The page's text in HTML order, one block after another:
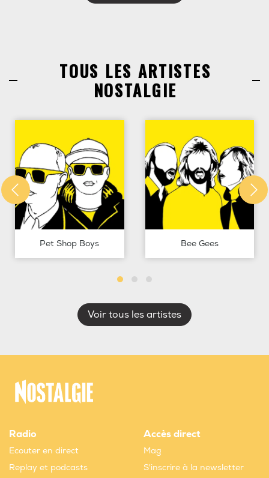
TOUS LES ARTISTES
NOSTALGIE
Pet Shop Boys Bee Gees
Voir tous les artistes
Radio
Ecouter en direct
Replay et podcasts
Accès direct
Mag
S'inscrire à la newsletter